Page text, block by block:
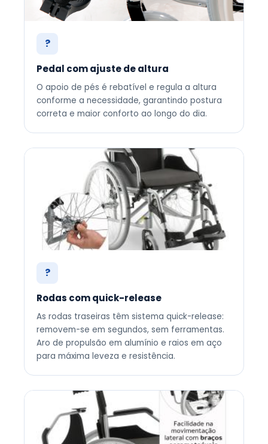
?
Pedal com ajuste de altura
O apoio de pés é rebatível e regula a altura
conforme a necessidade, garantindo postura
correta e maior conforto ao longo do dia.
?
Rodas com quick-release
As rodas traseiras têm sistema quick-release:
removem-se em segundos, sem ferramentas.
Aro de propulsão em alumínio e raios em aço
para máxima leveza e resistência.